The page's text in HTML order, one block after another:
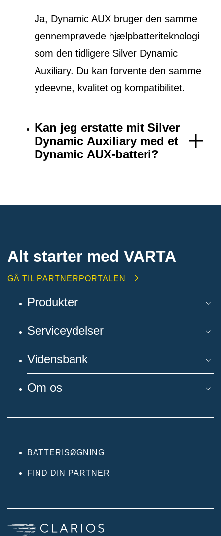
Ja, Dynamic AUX bruger den samme
gennemprøvede hjælpbatteriteknologi
som den tidligere Silver Dynamic
Auxiliary. Du kan forvente den samme
ydeevne, kvalitet og kompatibilitet.
Kan jeg erstatte mit Silver
Dynamic Auxiliary med et
Dynamic AUX-batteri?
Alt starter med VARTA​
GÅ TIL PARTNERPORTALEN
Produkter
Serviceydelser
Vidensbank
Om os
BATTERISØGNING
FIND DIN PARTNER